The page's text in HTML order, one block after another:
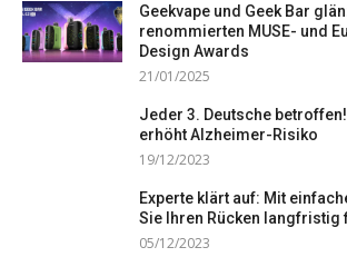
Geekvape und Geek Bar
renommierten MUSE- und
Design Awards
21/01/2025
Jeder 3. Deutsche
erhöht Alzheimer-Risiko
19/12/2023
Experte klärt auf: Mit
Sie Ihren Rücken langfristig
05/12/2023